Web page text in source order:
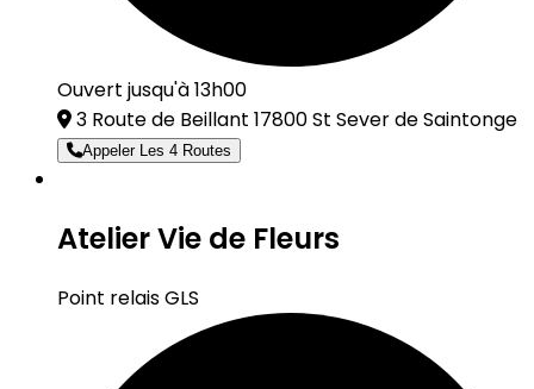
Ouvert jusqu'à 13h00
3 Route de Beillant 17800 St Sever de Saintonge
Appeler Les 4 Routes
Atelier Vie de Fleurs
Point relais GLS